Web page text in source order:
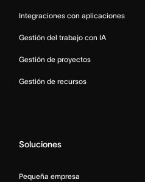
Integraciones con aplicaciones
Gestión del trabajo con IA
Gestión de proyectos
Gestión de recursos
Soluciones
Pequeña empresa